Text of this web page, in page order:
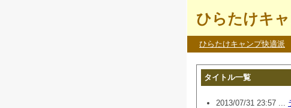
ひらたけキ
ひらたけキャンプ快適派
タイトル一覧
2013/07/31 23:57 ...